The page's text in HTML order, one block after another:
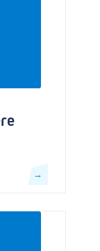
→